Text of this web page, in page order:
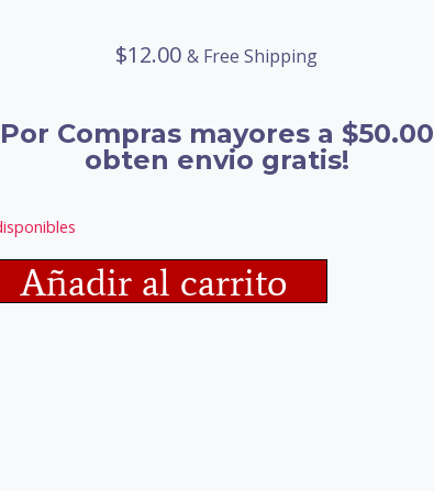
$12.00 & Free Shipping
Por Compras mayores a $50.00
obten envio gratis!
Añadir al carrito